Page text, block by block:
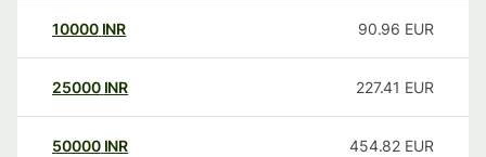
10000 INR 90.96 EUR
25000 INR 227.41 EUR
50000 INR 454.82 EUR